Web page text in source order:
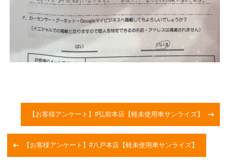
【お客様アンケート】#弘前本店【軽未使用車サンライズ】
【お客様アンケート】#八戸本店【軽未使用車サンライズ】